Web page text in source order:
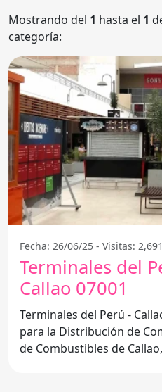
Mostrando del 1 hasta el 1
categoría:
Fecha: 26/06/25 - Visitas: 2,691
Terminales del
Callao 07001
Terminales del Perú -
para la Distribución de
de Combustibles de